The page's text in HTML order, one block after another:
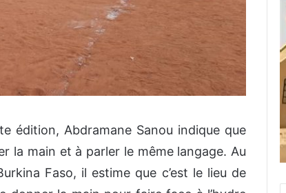
édition, Abdramane Sanou indique que
la main et à parler le même langage. Au
Faso, il estime que c’est le lieu de